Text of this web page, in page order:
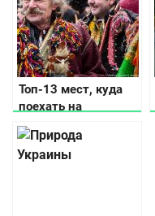
Топ-13 мест, куда
поехать на
Рождество в
Украине